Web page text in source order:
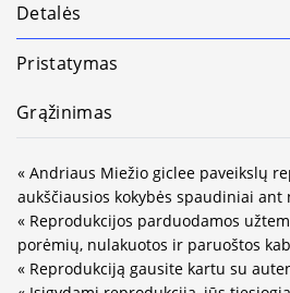
Detalės
Pristatymas
Grąžinimas
« Andriaus Miežio giclee paveikslų
aukščiausios kokybės spaudiniai
« Reprodukcijos parduodamos
porėmių, nulakuotos ir paruoštos
« Reprodukciją gausite kartu su